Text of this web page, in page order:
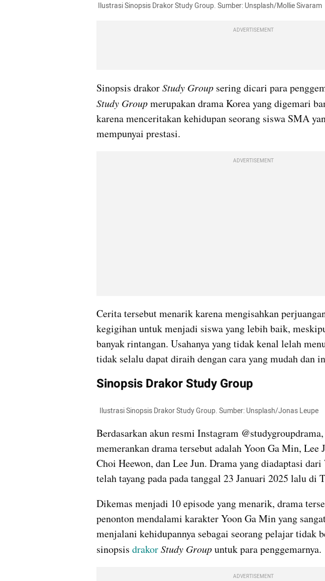
Ilustrasi Sinopsis Drakor Study Group. Sumber: Unsplash/Mollie Sivaram
ADVERTISEMENT
Sinopsis drakor Study Group sering dicari para
Study Group merupakan drama Korea yang digemari
karena menceritakan kehidupan seorang siswa SMA
mempunyai prestasi.
ADVERTISEMENT
Cerita tersebut menarik karena mengisahkan
kegigihan untuk menjadi siswa yang lebih baik,
banyak rintangan. Usahanya yang tidak kenal lelah
tidak selalu dapat diraih dengan cara yang mudah dan
Sinopsis Drakor Study Group
  Ilustrasi Sinopsis Drakor Study Group. Sumber: Unsplash/Jonas Leupe
Berdasarkan akun resmi Instagram
memerankan drama tersebut adalah Yoon Ga Min, Lee
Choi Heewon, dan Lee Jun. Drama yang diadaptasi
telah tayang pada pada tanggal 23 Januari 2025 lalu di
Dikemas menjadi 10 episode yang menarik, drama
penonton mendalami karakter Yoon Ga Min yang
menjalani kehidupannya sebagai seorang pelajar tidak
sinopsis drakor Study Group untuk para penggemarnya.
ADVERTISEMENT